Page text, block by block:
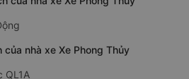
nhà xe Xe Phong Thủy
QL1A